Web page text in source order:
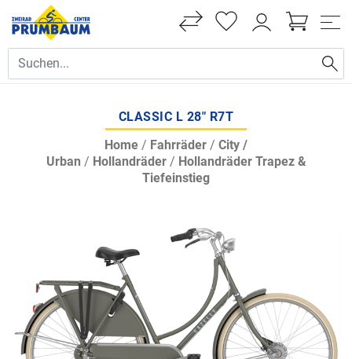
CLASSIC L 28" R7T
Home / Fahrräder / City /
Urban / Hollandräder/ Hollandräder Trapez &
Tiefeinstieg